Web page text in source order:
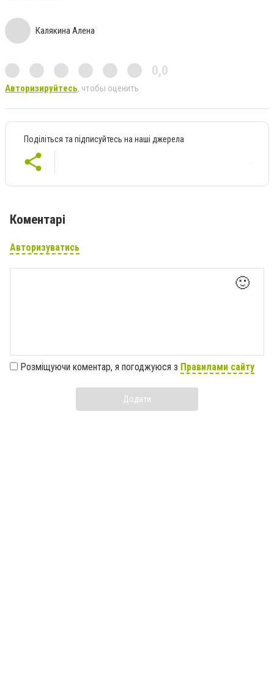
Калякина Алена
0,0
Авторизируйтесь, чтобы оценить
Поділіться та підписуйтесь на наші джерела
Коментарі
Авторизуватись
🙂
Розміщуючи коментар, я погоджуюся з Правилами сайту
Додати